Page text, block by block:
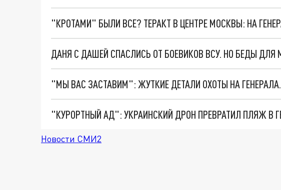
"КРОТАМИ" БЫЛИ ВСЕ? ТЕРАКТ В ЦЕНТРЕ МОСКВЫ: НА
ДАНЯ С ДАШЕЙ СПАСЛИСЬ ОТ БОЕВИКОВ ВСУ. НО БЕДЫ
"КУРОРТНЫЙ АД": УКРАИНСКИЙ ДРОН ПРЕВРАТИЛ ПЛЯЖ В
Новости СМИ2